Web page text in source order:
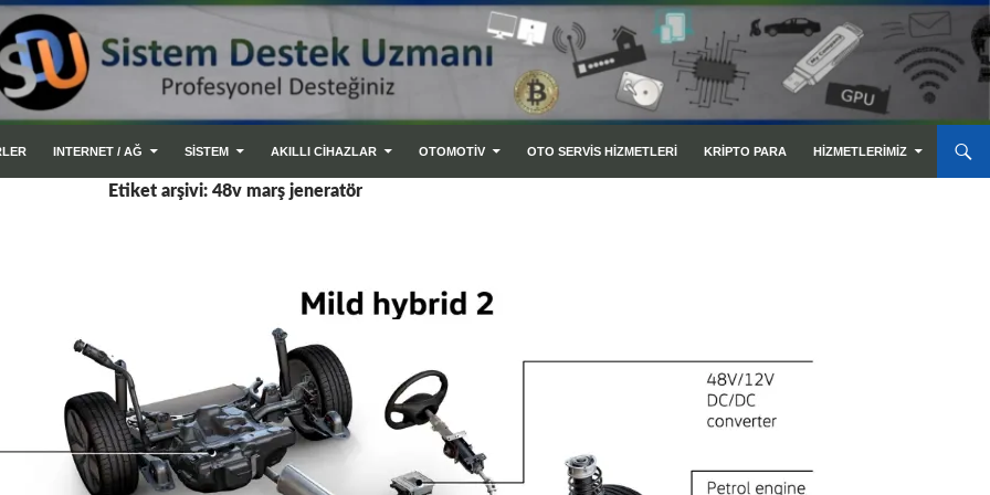
INTERNET / AĞ SİSTEM AKILLI CIHAZLAR OTOMOTİV OTO SERVIS HIZMETLERI KRIPTO PARA HIZMETLERIMIZ
Etiket arşivi: 48v marş jeneratör